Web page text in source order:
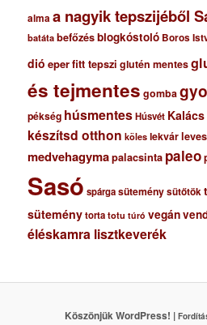
almaa nagyik tepszijéből
batáta befőzésblogkóstoló Boros
dió eperfitt tepszi glutén mentes
és tejmentes gomba
pékség húsmentesHúsvét Kalács
készítsd otthon köles lekvárleves
medvehagymapalacsinta paleo
Sasó spárgasüteménysütőtök
süteménytorta totu túró vegán
éléskamra lisztkeverék
Köszönjük WordPress! |